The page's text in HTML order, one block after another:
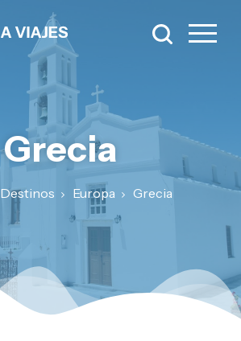
Grecia
Destinos Europa Grecia